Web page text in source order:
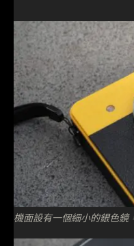
機面設有一個細小的銀色鏡